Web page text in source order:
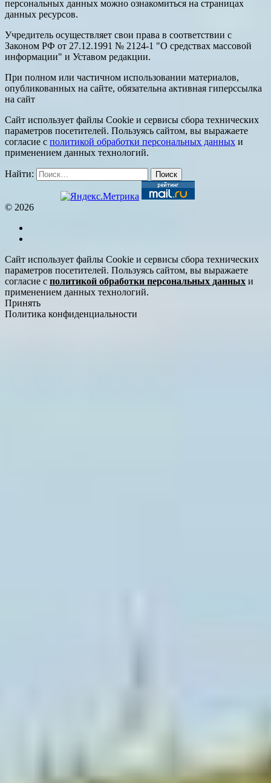
персональных данных можно ознакомиться на страницах
данных ресурсов.
Учредитель осуществляет свои права в соответствии с
Законом РФ от 27.12.1991 № 2124-1 "О средствах массовой
информации" и Уставом редакции.
При полном или частичном использовании материалов,
опубликованных на сайте, обязательна активная гиперссылка
на сайт
Сайт использует файлы Cookie и сервисы сбора технических
параметров посетителей. Пользуясь сайтом, вы выражаете
согласие с политикой обработки персональных данных и
применением данных технологий.
Найти:
© 2026
Сайт использует файлы Cookie и сервисы сбора технических
параметров посетителей. Пользуясь сайтом, вы выражаете
согласие с политикой обработки персональных данных и
применением данных технологий.
Принять
Политика конфиденциальности